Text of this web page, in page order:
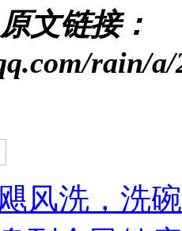
文链接：
rain/
风洗，洗